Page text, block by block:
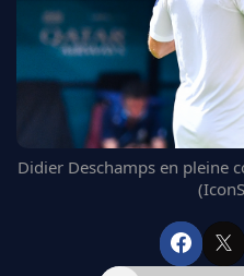
FC BARCELONE
MANCHESTER UNITED
CHELSEA
ARSENAL
BAYERN
L'AVIS DE LA RÉDAC'
Didier Deschamps en pleine